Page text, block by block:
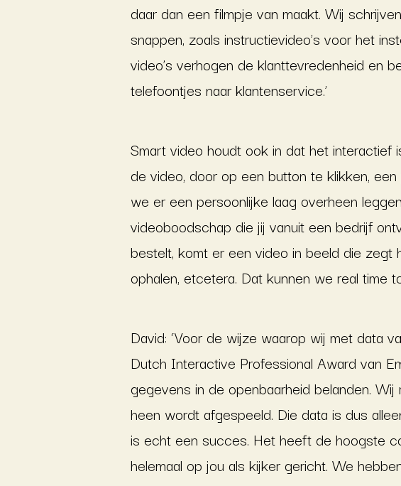
daar dan een filmpje van maakt. Wij
snappen, zoals instructievideo’s voor het
video’s verhogen de klanttevredenheid en
telefoontjes naar klantenservice.’
Smart video houdt ook in dat het interactief
de video, door op een button te klikken,
we er een persoonlijke laag overheen
videoboodschap die jij vanuit een bedrijf
bestelt, komt er een video in beeld die
ophalen, etcetera. Dat kunnen we real time
David: ‘Voor de wijze waarop wij met data
Dutch Interactive Professional Award van
gegevens in de openbaarheid belanden.
heen wordt afgespeeld. Die data is dus
is echt een succes. Het heeft de hoogste
helemaal op jou als kijker gericht. We